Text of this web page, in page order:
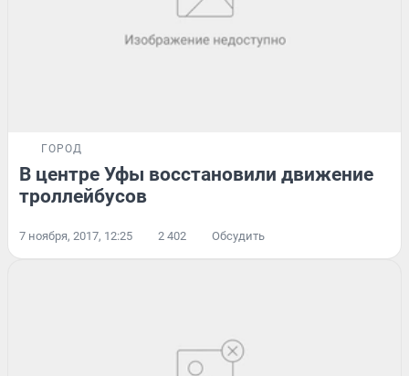
ГОРОД
В центре Уфы восстановили движение
троллейбусов
7 ноября, 2017, 12:25 2 402 Обсудить